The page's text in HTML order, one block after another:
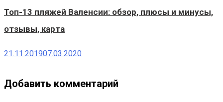
Топ-13 пляжей Валенсии: обзор, плюсы и минусы,
отзывы, карта
21.11.201907.03.2020
Добавить комментарий